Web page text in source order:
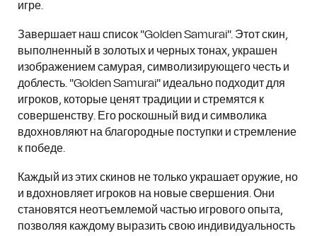
игре.
Завершает наш список "Golden Samurai". Этот скин,
выполненный в золотых и черных тонах, украшен
изображением самурая, символизирующего честь и
доблесть. "Golden Samurai" идеально подходит для
игроков, которые ценят традиции и стремятся к
совершенству. Его роскошный вид и символика
вдохновляют на благородные поступки и стремление
к победе.
Каждый из этих скинов не только украшает оружие, но
и вдохновляет игроков на новые свершения. Они
становятся неотъемлемой частью игрового опыта,
позволяя каждому выразить свою индивидуальность